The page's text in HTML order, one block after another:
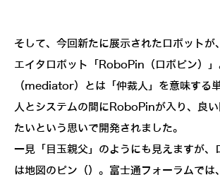
そして、今回新たに展示されたロボットが
エイタロボット「RoboPin（ロボピン）」
（mediator）とは「仲裁人」を意味する
人とシステムの間にRoboPinが入り、良い
たいという思いで開発されました。
一見「目玉親父」のようにも見えますが、
は地図のピン（）。富士通フォーラムでは